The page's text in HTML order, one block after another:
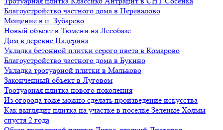
Благоустройство частного дома в Перевалово
Мощение в п. Зубарево
Новый объект в Тюмени на Лесобазе
Дом в деревне Падерина
Укладка бетонной плитки серого цвета в Комарово
Благоустройство частного дома в Букино
Укладка тротуарной плитки в Мальково
Законченный объект в Луговом
Тротуарная плитка нового поколения
Из огорода тоже можно сделать произведение искусства
Как выглядит плитка на участке в поселке Зеленые Холмы
спустя 2 года